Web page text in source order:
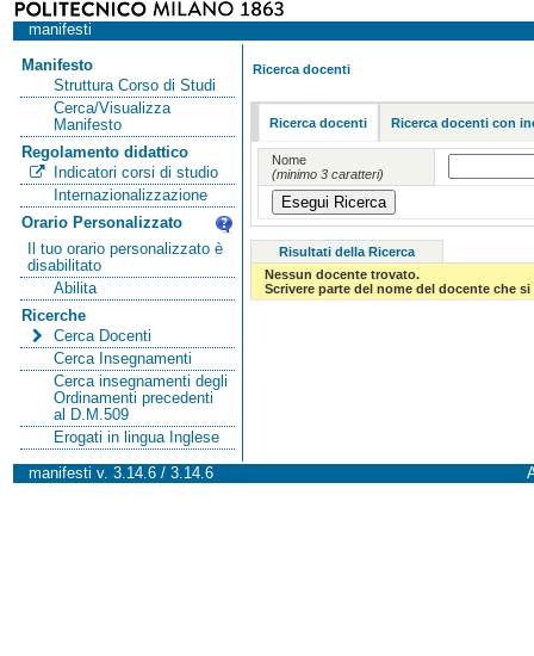
manifesti
Manifesto
Struttura Corso di Studi
Cerca/Visualizza
Manifesto
Regolamento didattico
Indicatori corsi di studio
Internazionalizzazione
Orario Personalizzato
Il tuo orario personalizzato è
disabilitato
Abilita
Ricerche
Cerca Docenti
Cerca Insegnamenti
Cerca insegnamenti degli
Ordinamenti precedenti
al D.M.509
Erogati in lingua Inglese
Ricerca docenti
Ricerca docenti Ricerca docenti con
Nome
(minimo 3 caratteri)
Risultati della Ricerca
Nessun docente trovato.
Scrivere parte del nome del docente che
manifesti v. 3.14.6 / 3.14.6